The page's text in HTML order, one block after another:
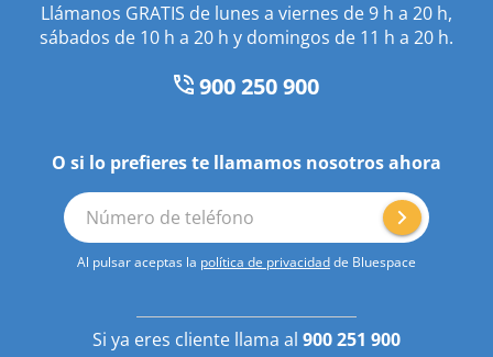
Llámanos GRATIS de lunes a viernes de 9 h a 20 h,
sábados de 10 h a 20 h y domingos de 11 h a 20 h.
900 250 900
O si lo prefieres te llamamos nosotros ahora
Número de teléfono
Al pulsar aceptas la política de privacidadde Bluespace
Si ya eres cliente llama al 900 251 900